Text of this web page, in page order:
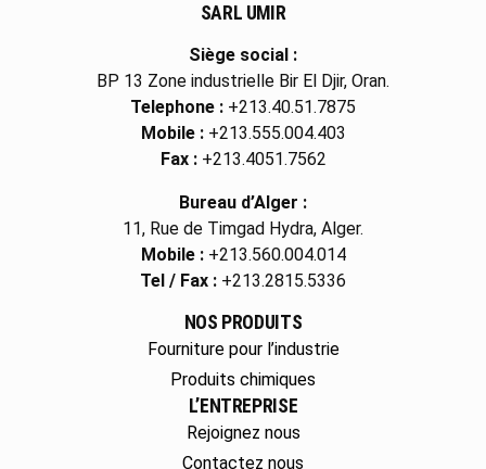
SARL UMIR
Siège social :
BP 13 Zone industrielle Bir El Djir, Oran.
Telephone : +213.40.51.7875
Mobile :+213.555.004.403
Fax :+213.4051.7562
Bureau d’Alger :
11, Rue de Timgad Hydra, Alger.
Mobile :+213.560.004.014
Tel / Fax : +213.2815.5336
NOS PRODUITS
Fourniture pour l’industrie
Produits chimiques
L’ENTREPRISE
Rejoignez nous
Contactez nous